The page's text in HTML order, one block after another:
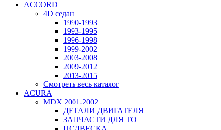
ACCORD
4D седан
1990-1993
1993-1995
1996-1998
1999-2002
2003-2008
2009-2012
2013-2015
Смотреть весь каталог
ACURA
MDX 2001-2002
ДЕТАЛИ ДВИГАТЕЛЯ
ЗАПЧАСТИ ДЛЯ ТО
ПОДВЕСКА